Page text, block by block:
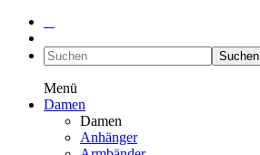
Suchen
Menü
Damen
Damen
Anhänger